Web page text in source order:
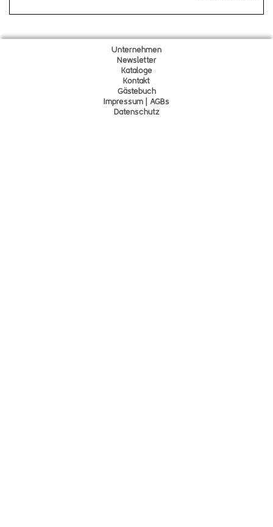
Unternehmen
Newsletter
Kataloge
Kontakt
Gästebuch
Impressum | AGBs
Datenschutz